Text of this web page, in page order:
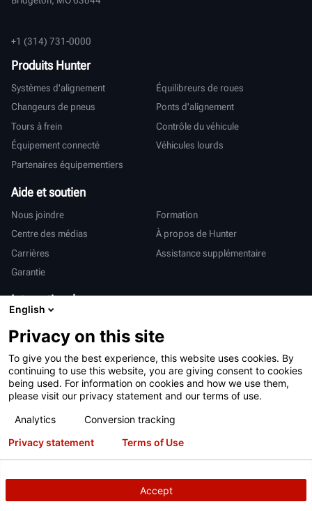
+1 (314) 731-0000
Produits Hunter
Systèmes d'alignement
Équilibreurs de roues
Changeurs de pneus
Ponts d'alignement
Tours à frein
Contrôle du véhicule
Équipement connecté
Véhicules lourds
Partenaires équipementiers
Aide et soutien
Nous joindre
Formation
Centre des médias
À propos de Hunter
Carrières
Assistance supplémentaire
Garantie
International
亨特中国
Conditions d’utilisation
Déclaration de confidentialité
Proposition 65 de Californie
Système RAPI
Brevets
Connexion
Copyright© 2026 Hunter Engineering Company.Tous droits réservés.
English
Privacy on this site
To give you the best experience, this website uses cookies. By
continuing to use this website, you are giving consent to cookies
being used. For information on cookies and how we use them,
please visit our privacy statement and our terms of use.
Analytics
Conversion tracking
Accept
Privacy statement Terms of Use